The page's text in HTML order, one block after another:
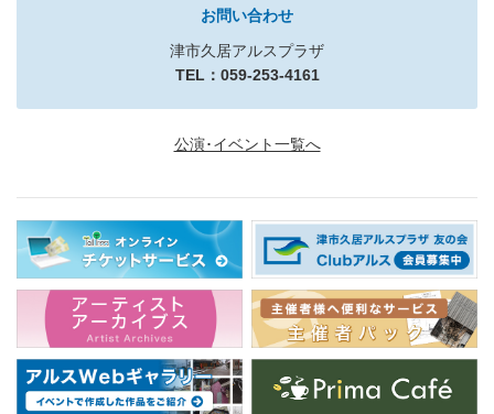
お問い合わせ
津市久居アルスプラザ
TEL：059-253-4161
公演･イベント一覧へ